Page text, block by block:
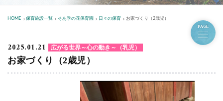
HOME 保育施設一覧 そあ季の花保育園 日々の保育 お家づくり（2歳児）
PAGE
2025.01.21 広がる世界～心の動き～（乳児）
お家づくり（2歳児）